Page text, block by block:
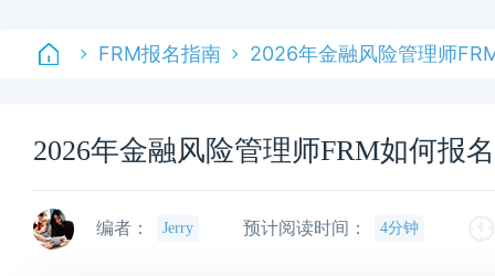
FRM报名指南 2026年金融风险管理师
2026年金融风险管理师FRM如何报
编者： Jerry 预计阅读时间： 4分钟